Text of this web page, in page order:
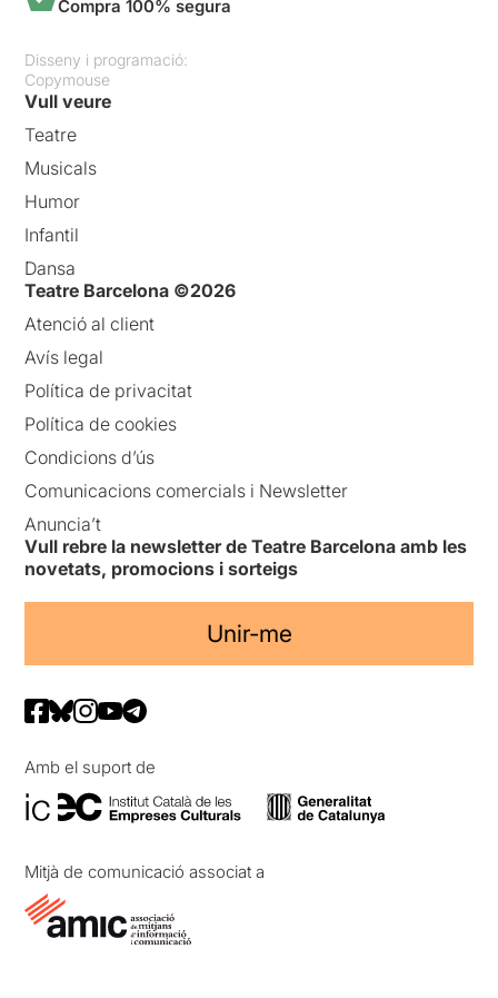
Compra 100% segura
Disseny i programació:
Copymouse
Vull veure
Teatre
Musicals
Humor
Infantil
Dansa
Teatre Barcelona ©2026
Atenció al client
Avís legal
Política de privacitat
Política de cookies
Condicions d’ús
Comunicacions comercials i Newsletter
Anuncia’t
Vull rebre la newsletter de Teatre Barcelona amb les
novetats, promocions i sorteigs
Unir-me
Amb el suport de
Mitjà de comunicació associat a